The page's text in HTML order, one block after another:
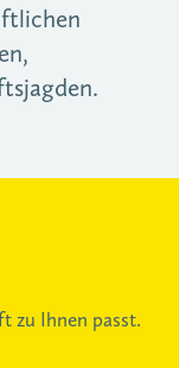
zu Ihnen passt.